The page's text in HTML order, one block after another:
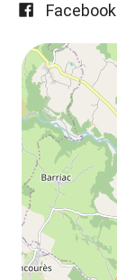
Facebook